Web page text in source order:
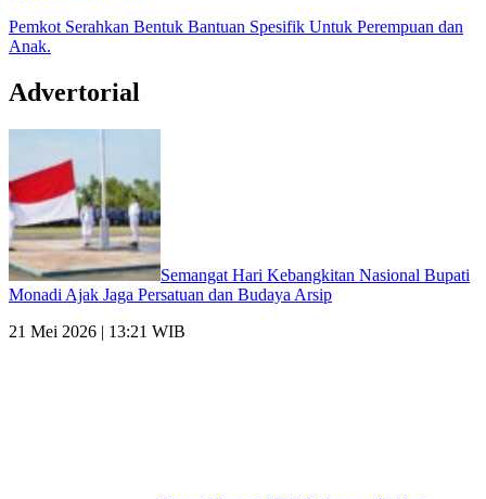
Pemkot Serahkan Bentuk Bantuan Spesifik Untuk Perempuan dan
Anak.
Advertorial
Semangat Hari Kebangkitan Nasional Bupati
Monadi Ajak Jaga Persatuan dan Budaya Arsip
21 Mei 2026 | 13:21 WIB